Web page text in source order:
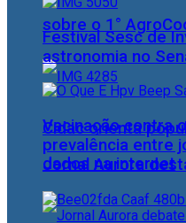
sobre o 1°
Cidac orienta
dados na internet
Festival Sesc de
astronomia no
Vacinação contra
prevalência entre
Jornal Aurora